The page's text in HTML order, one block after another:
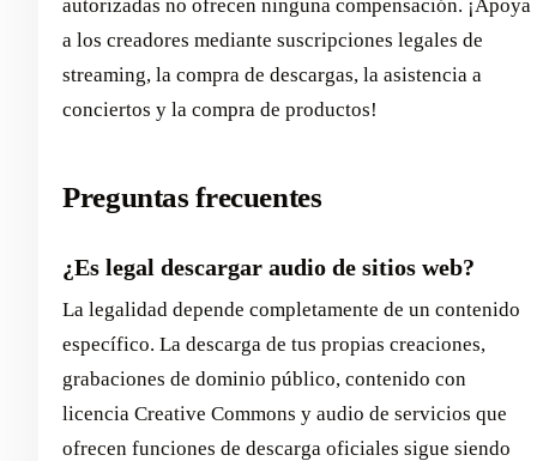
autorizadas no ofrecen ninguna compensación. ¡Apoya
a los creadores mediante suscripciones legales de
streaming, la compra de descargas, la asistencia a
conciertos y la compra de productos!
Preguntas frecuentes
¿Es legal descargar audio de sitios web?
La legalidad depende completamente de un contenido
específico. La descarga de tus propias creaciones,
grabaciones de dominio público, contenido con
licencia Creative Commons y audio de servicios que
ofrecen funciones de descarga oficiales sigue siendo